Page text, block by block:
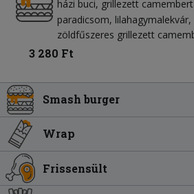
házi buci grillezett
paradicsom lilahagymalekvár
zöldfűszeres grillezett
3 280 Ft
Smash burger
Wrap
Frissensült